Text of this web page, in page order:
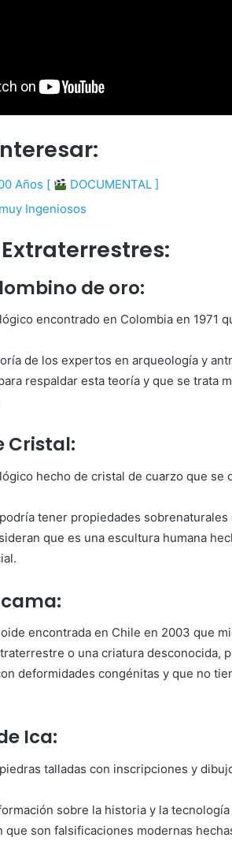
Años [
DOCUMENTAL ]
Ingeniosos
de oro:
encontrado en Colombia en 1971
de los expertos en arqueología y
respaldar esta teoría y que se trata
Cristal:
hecho de cristal de cuarzo que se
tener propiedades
que es una escultura humana
encontrada en Chile en 2003 que
o una criatura desconocida,
deformidades congénitas y que no
Ica:
talladas con inscripciones y
sobre la historia y la
son falsificaciones modernas